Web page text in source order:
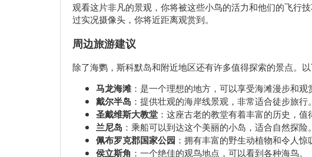
观看这片非凡的景观，你将被这些小鸟的活力和他们的飞行
过实况摄像头，你将近距离观赏到。
周边旅游建议
除了海鹦，斯科默岛和附近地区还有许多值得探索的景点。
马龙海滩 ：是一个理想的地方，可以享受海滩漫步和观
戴尔半岛 ：提供壮观的海岸线景观，非常适合徒步旅行。
圣戴维斯大教堂 ：这座古老的教堂有着丰富的历史，值
兰尼岛 ：乘船可以到达这个美丽的小岛，适合自然探险。
佩布罗克郡国家公园 ：拥有丰富的野生动植物和令人惊
侯立斯角 ：一个绝佳的观鸟地点，可以看到各种海鸟。